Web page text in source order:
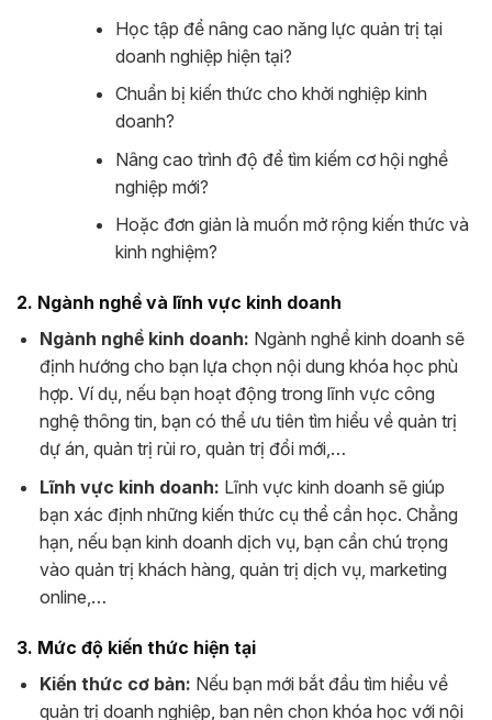
Học tập để nâng cao năng lực quản trị tại
doanh nghiệp hiện tại?
Chuẩn bị kiến thức cho khởi nghiệp kinh
doanh?
Nâng cao trình độ để tìm kiếm cơ hội nghề
nghiệp mới?
Hoặc đơn giản là muốn mở rộng kiến thức và
kinh nghiệm?
2. Ngành nghề và lĩnh vực kinh doanh
Ngành nghề kinh doanh: Ngành nghề kinh doanh sẽ
định hướng cho bạn lựa chọn nội dung khóa học phù
hợp. Ví dụ, nếu bạn hoạt động trong lĩnh vực công
nghệ thông tin, bạn có thể ưu tiên tìm hiểu về quản trị
dự án, quản trị rủi ro, quản trị đổi mới,…
Lĩnh vực kinh doanh: Lĩnh vực kinh doanh sẽ giúp
bạn xác định những kiến thức cụ thể cần học. Chẳng
hạn, nếu bạn kinh doanh dịch vụ, bạn cần chú trọng
vào quản trị khách hàng, quản trị dịch vụ, marketing
online,…
3. Mức độ kiến thức hiện tại
Kiến thức cơ bản: Nếu bạn mới bắt đầu tìm hiểu về
quản trị doanh nghiệp, bạn nên chọn khóa học với nội